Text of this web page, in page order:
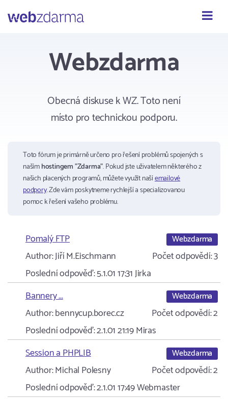
Webzdarma
Obecná diskuse k WZ. Toto není
místo pro technickou podporu.
Toto fórum je primárně určeno pro řešení problémů spojených s
našímhostingem "Zdarma". Pokud jste uživatelem některého z
našich placených programů, můžete využít našíemailové
podpory. Zde vám poskytneme rychlejší a specializovanou
pomoc k řešení vašeho problému.
Pomalý FTP Webzdarma
Author:Jiří M.Eischmann Počet odpovědí:3
Poslední odpověď:5.1.01 17:31Jirka
Bannery ...
Webzdarma
Author:bennycup.borec.cz Počet odpovědí:2
Poslední odpověď:2.1.01 21:19Miras
Session a PHPLIB
Webzdarma
Author:Michal Polesny Počet odpovědí:2
Poslední odpověď:2.1.01 17:49Webmaster